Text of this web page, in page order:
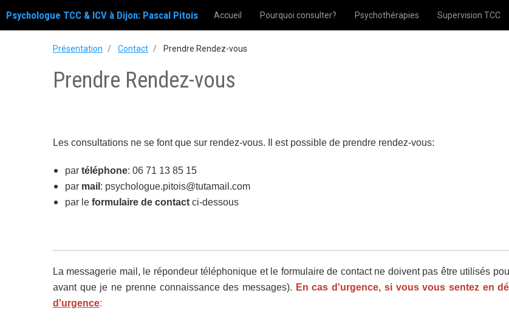
Psychologue TCC & ICV à Dijon: Pascal Pitois Accueil Pourquoi consulter? Psychothérapies Supervision TCC
Présentation Contact Prendre Rendez-vous
Prendre Rendez-vous
Les consultations ne se font que sur rendez-vous. Il est possible de prendre rendez-vous:
par téléphone: 06 71 13 85 15
par mail : psychologue.pitois@tutamail.com
par le formulaire de contact ci-dessous
La messagerie mail, le répondeur téléphonique et le formulaire de contact ne doivent pas être utilisés
avant que je ne prenne connaissance des messages). En cas d'urgence, si vous vous sentez en
d'urgence: